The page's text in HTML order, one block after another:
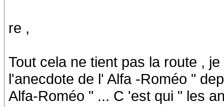
re ,
Tout cela ne tient pas la route ,
l'anecdote de l' Alfa -Roméo "
Alfa-Roméo " ... C 'est qui " les